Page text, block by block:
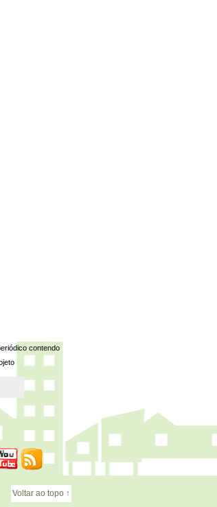
contendo
Voltar ao topo ↑